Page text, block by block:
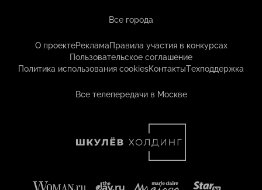
Все города
О проектеРекламаПравила участия в конкурсах
Пользовательское соглашение
Политика использования cookiesКонтактыТехподдержка
Все телепередачи в Москве